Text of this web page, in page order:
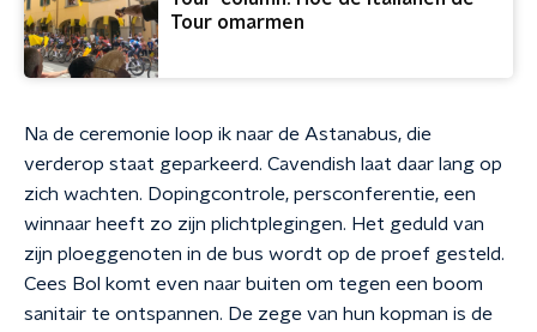
Tour omarmen
Na de ceremonie loop ik naar de Astanabus, die
verderop staat geparkeerd. Cavendish laat daar lang op
zich wachten. Dopingcontrole, persconferentie, een
winnaar heeft zo zijn plichtplegingen. Het geduld van
zijn ploeggenoten in de bus wordt op de proef gesteld.
Cees Bol komt even naar buiten om tegen een boom
sanitair te ontspannen. De zege van hun kopman is de